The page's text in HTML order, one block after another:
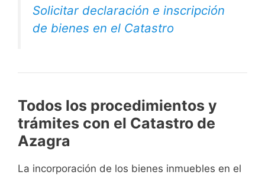
Solicitar declaración e inscripción
de bienes en el Catastro
Todos los procedimientos y
trámites con el Catastro de
Azagra
La incorporación de los bienes inmuebles en el